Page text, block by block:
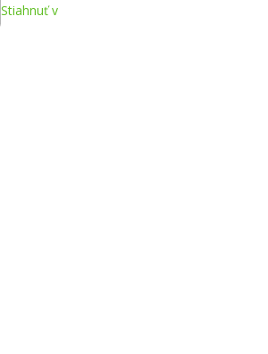
Stiahnuť v